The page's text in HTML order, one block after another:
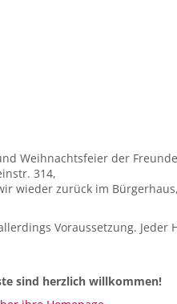
Weihnachtsfeier der
314,
wieder zurück im
Voraussetzung.
sind herzlich willkommen!